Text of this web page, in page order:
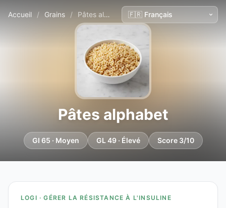
Accueil / Grains / Pâtes alphabet
Pâtes alphabet
GI 65 · Moyen GL 49 · Élevé Score 3/10
LOGI · GÉRER LA RÉSISTANCE À L'INSULINE